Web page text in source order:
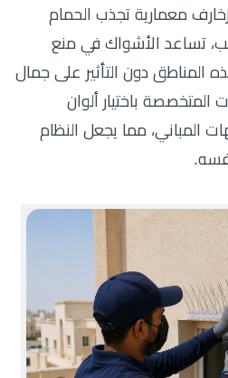
معمارية تجذب الحمام
تساعد الأشواك في منع
المناطق دون التأثير على جمال
المتخصصة باختيار ألوان
المباني، مما يجعل النظام